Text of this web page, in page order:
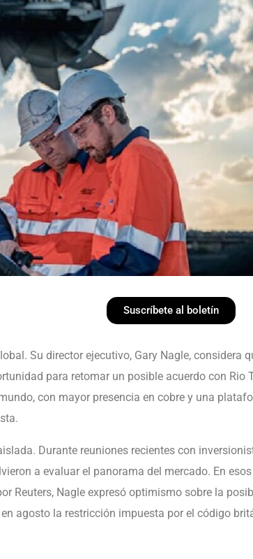
Suscríbete al boletín
Su director ejecutivo, Gary Nagle, considera
para retomar un posible acuerdo con Rio
con mayor presencia en cobre y una
Durante reuniones recientes con
a evaluar el panorama del mercado. En esos
Reuters, Nagle expresó optimismo sobre la
agosto la restricción impuesta por el código